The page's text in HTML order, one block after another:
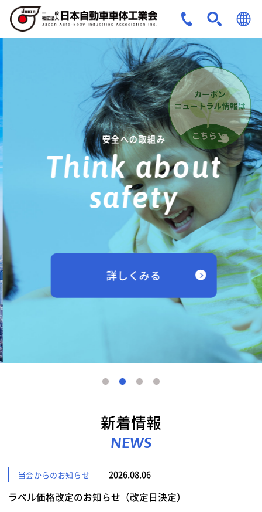
ENG
安全への取組み
Think about
safety
詳しくみる
新着情報
NEWS
当会からのお知らせ 2026.08.06
ラベル価格改定のお知らせ（改定日決定）